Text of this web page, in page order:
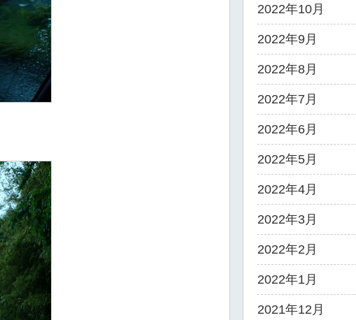
2022年10月
2022年9月
2022年8月
2022年7月
2022年6月
2022年5月
2022年4月
2022年3月
2022年2月
2022年1月
2021年12月